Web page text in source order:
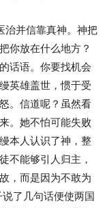
治并信靠真神。神把
你放在什么地方？
话语。你要找机会
英雄盖世，惯于受
。信道呢？虽然看
。她不怕可能失败
本人认识了神，整
不能够引人归主，
，而是因为不敢为
了几句话便使两国